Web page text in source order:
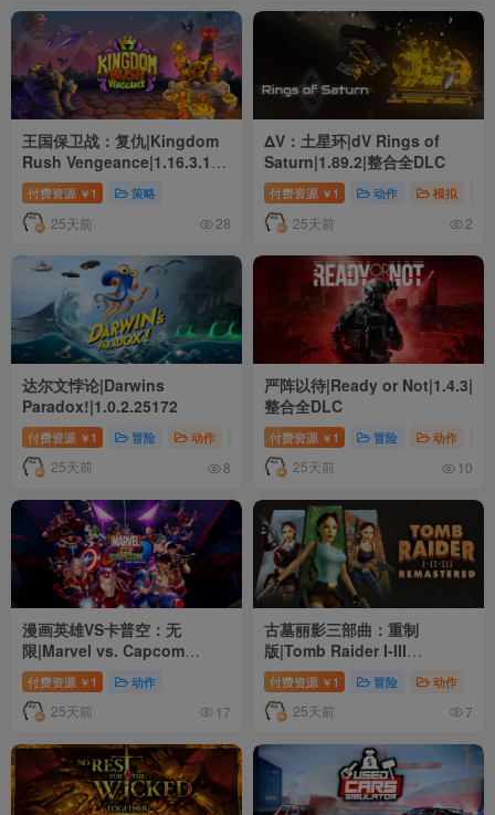
王国保卫战：复仇|Kingdom
Rush Vengeance|1.16.3.16|
整合全DLC
付费资源 ￥ 1 策略
25天前 28
ΔV：土星环|dV Rings of
Saturn|1.89.2|整合全DLC
付费资源 ￥ 1 动作 模拟
25天前 2
达尔文悖论|Darwins
Paradox!|1.0.2.25172
付费资源 ￥ 1 冒险 动作 独立
25天前 8
严阵以待|Ready or Not|1.4.3|
整合全DLC
付费资源 ￥ 1 冒险 动作
25天前 10
漫画英雄VS卡普空：无
限|Marvel vs. Capcom
Infinite|Build2757512|整合
全DLC
付费资源 ￥ 1 动作
25天前 17
古墓丽影三部曲：重制
版|Tomb Raider I-III
Remastered Starring Lara
Croft|Build22703762
付费资源 ￥ 1 冒险 动作
25天前 7